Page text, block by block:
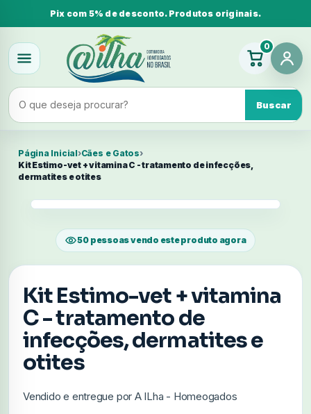
Pix com 5% de desconto. Produtos originais.
Buscar
0
Página Inicial›Cães e Gatos›
Kit Estimo-vet + vitamina C - tratamento de infecções,
dermatites e otites
50 pessoas vendo este produto agora
Kit Estimo-vet + vitamina
C - tratamento de
infecções, dermatites e
otites
Vendido e entregue por A ILha - Homeogados